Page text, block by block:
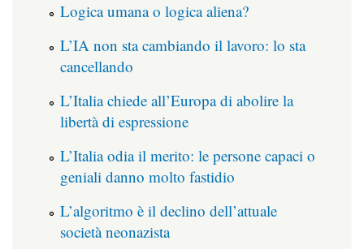
Logica umana o logica aliena?
L’IA non sta cambiando il lavoro: lo sta
cancellando
L’Italia chiede all’Europa di abolire la
libertà di espressione
L’Italia odia il merito: le persone capaci o
geniali danno molto fastidio
L’algoritmo è il declino dell’attuale
società neonazista